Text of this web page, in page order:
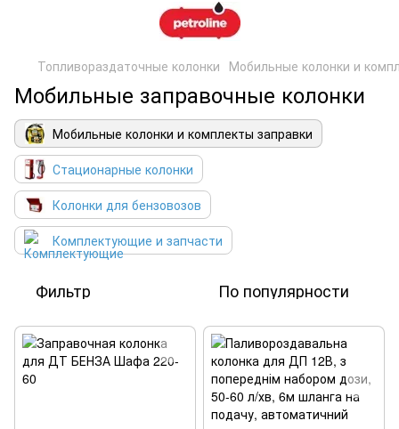
Топливораздаточные колонки Мобильные колонки и
Мобильные заправочные колонки
Мобильные колонки и комплекты заправки
Стационарные колонки
Колонки для бензовозов
Комплектующие и запчасти
Фильтр По популярности